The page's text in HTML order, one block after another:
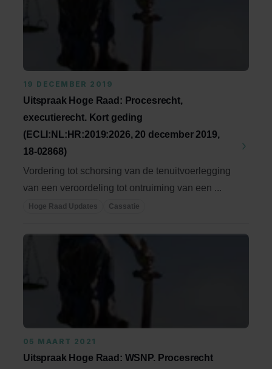
19 DECEMBER 2019
Uitspraak Hoge Raad: Procesrecht,
executierecht. Kort geding
(ECLI:NL:HR:2019:2026, 20 december 2019,
18-02868)
Vordering tot schorsing van de tenuitvoerlegging
van een veroordeling tot ontruiming van een ...
Hoge Raad Updates Cassatie
05 MAART 2021
Uitspraak Hoge Raad: WSNP. Procesrecht